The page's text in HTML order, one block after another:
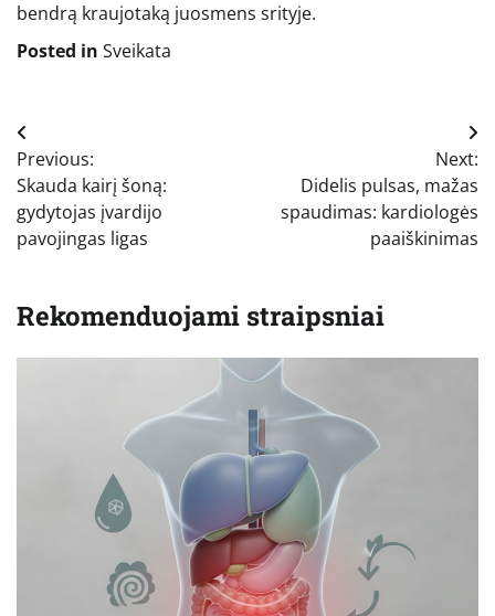
bendrą kraujotaką juosmens srityje.
Posted in Sveikata
Navigacija
tarp
įrašų
Previous:
Skauda kairį šoną:
gydytojas įvardijo
pavojingas ligas
Next:
Didelis pulsas, mažas
spaudimas: kardiologės
paaiškinimas
Rekomenduojami straipsniai